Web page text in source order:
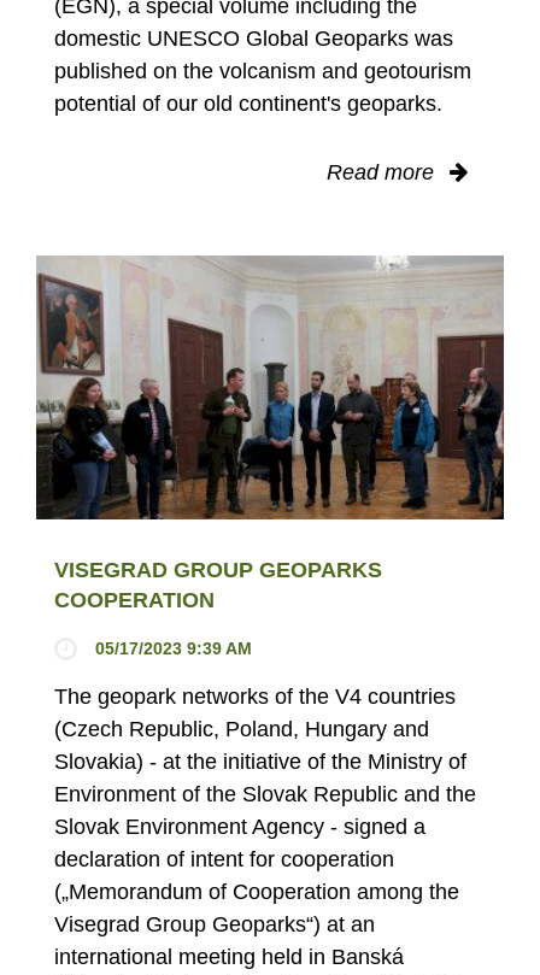
(EGN), a special volume including the
domestic UNESCO Global Geoparks was
published on the volcanism and geotourism
potential of our old continent's geoparks.
Read more
VISEGRAD GROUP GEOPARKS
COOPERATION
05/17/2023 9:39 AM
The geopark networks of the V4 countries
(Czech Republic, Poland, Hungary and
Slovakia) - at the initiative of the Ministry of
Environment of the Slovak Republic and the
Slovak Environment Agency - signed a
declaration of intent for cooperation
(„Memorandum of Cooperation among the
Visegrad Group Geoparks“) at an
international meeting held in Banská